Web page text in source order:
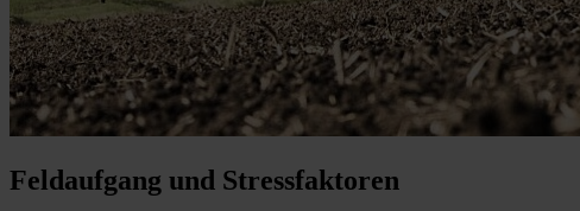
Feldaufgang und Stressfaktoren